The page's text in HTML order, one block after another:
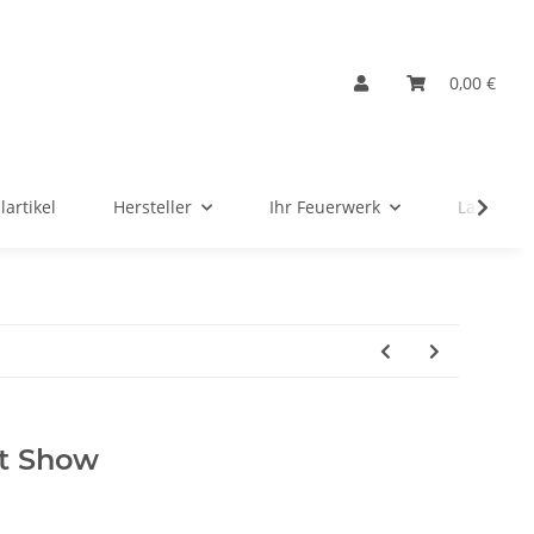
0,00 €
Hersteller Ihr Feuerwerk
Show